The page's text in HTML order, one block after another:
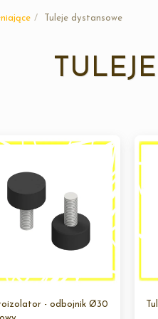
Tuleje dystansowe
- odbojnik Ø30